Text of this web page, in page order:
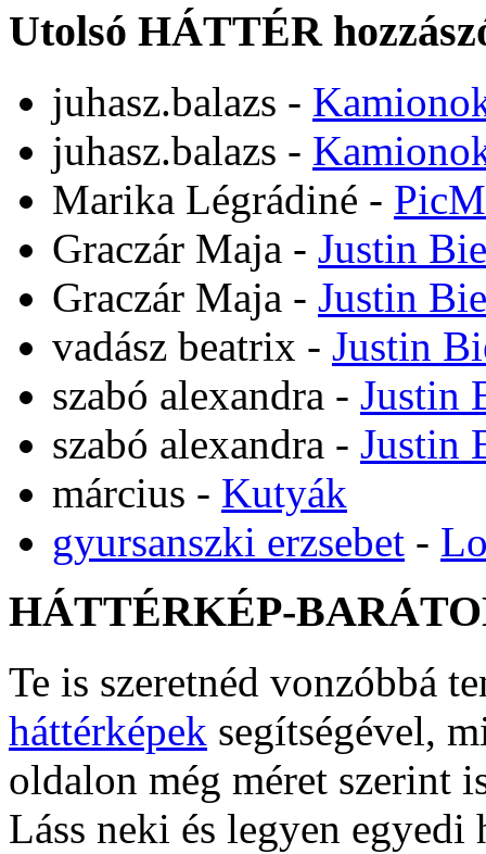
Utolsó HÁTTÉR
juhasz.balazs -
juhasz.balazs -
Marika Légrádiné -
Graczár Maja - Justin
Graczár Maja - Justin
vadász beatrix - Justin
szabó alexandra - Justin
szabó alexandra - Justin
március - Kutyák
gyursanszki erzsebet -
HÁTTÉRKÉP-
Te is szeretnéd vonzóbbá
háttérképek segítségével,
oldalon még méret szerint
Láss neki és legyen egyedi